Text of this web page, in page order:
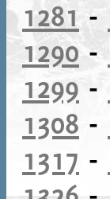
1281 -
1290-
1299 -
1308 -
1317 -